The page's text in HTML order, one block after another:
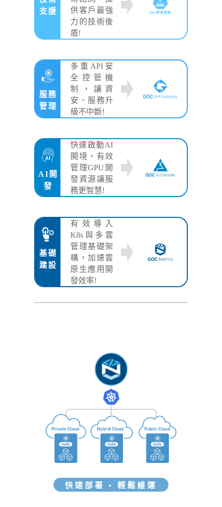
支援
供客戶最強
力的技術後
盾!
服務
管理
多重API安
全控管機
制，讓資
安、服務升
級不中斷!
AI開
發
快速啟動AI
開境，有效
管理GPU開
發資源讓服
務更智慧!
基礎
建設
有效導入
K8s與多雲
管理基礎架
構，加速雲
原生應用開
發效率!
快速部署 • 輕鬆維運